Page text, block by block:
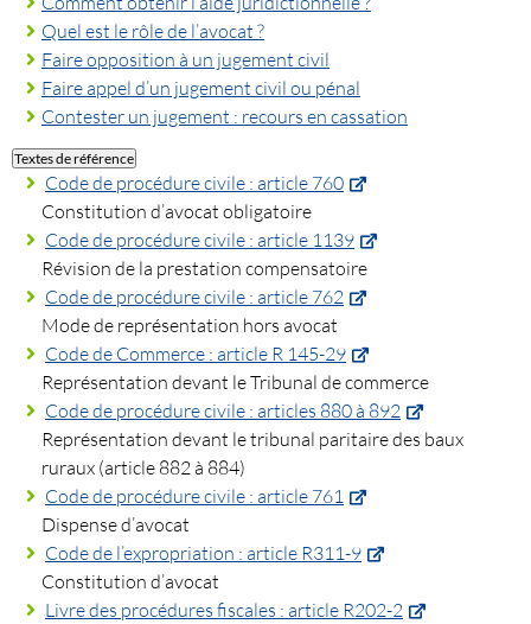
Quel est le rôle de l’avocat ?
Faire opposition à un jugement civil
Faire appel d’un jugement civil ou pénal
Contester un jugement : recours en cassation
Textes de référence
Code de procédure civile : article 760
Constitution d’avocat obligatoire
Code de procédure civile : article 1139
Révision de la prestation compensatoire
Code de procédure civile : article 762
Mode de représentation hors avocat
Code de Commerce : article R 145-29
Représentation devant le Tribunal de commerce
Code de procédure civile : articles 880 à 892
Représentation devant le tribunal paritaire des baux
ruraux (article 882 à 884)
Code de procédure civile : article 761
Dispense d’avocat
Code de l’expropriation : article R311-9
Constitution d’avocat
Livre des procédures fiscales : article R202-2